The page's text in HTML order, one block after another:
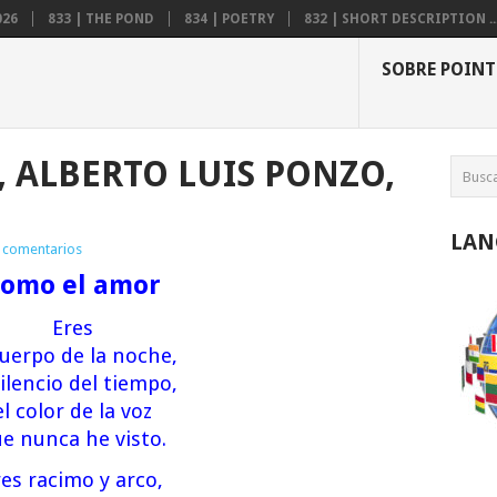
833 | THE POND 834 | POETRY 832 | SHORT DESCRIPTION
SOBRE POINT
LUIS PONZO,
comentarios
el amor
Eres
de la noche,
del tiempo,
color de la voz
nunca he visto.
racimo y arco,